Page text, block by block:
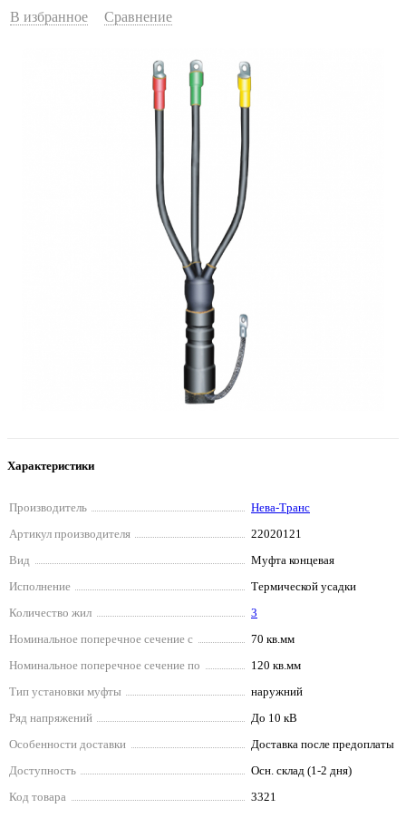
В избранное Сравнение
Характеристики
Производитель
Нева-Транс
Артикул производителя
22020121
Вид
Муфта концевая
Исполнение
Термической усадки
Количество жил
3
Номинальное поперечное сечение с
70 кв.мм
Номинальное поперечное сечение по
120 кв.мм
Тип установки муфты
наружний
Ряд напряжений
До 10 кВ
Особенности доставки
Доставка после предоплаты
Доступность
Осн. склад (1-2 дня)
Код товара
3321